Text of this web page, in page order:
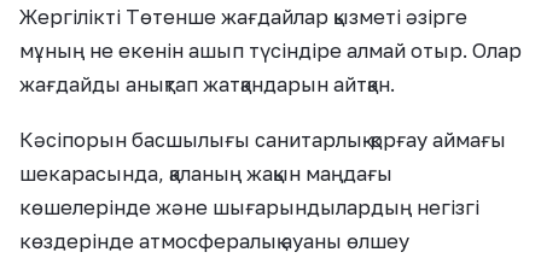
Жергілікті Төтенше жағдайлар қызметі әзірге
мұның не екенін ашып түсіндіре алмай отыр. Олар
жағдайды анықтап жатқандарын айтқан.
Кәсіпорын басшылығы санитарлық-қорғау аймағы
шекарасында, қаланың жақын маңдағы
көшелерінде және шығарындылардың негізгі
көздерінде атмосфералық ауаны өлшеу